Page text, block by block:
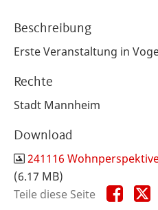
Beschreibung
Erste Veranstaltung in
Rechte
Stadt Mannheim
Download
241116
(6.17 MB)
Teile diese Seite
Teile
diese